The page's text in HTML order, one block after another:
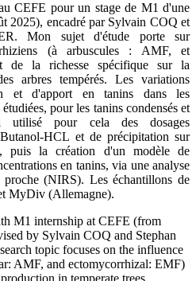
CEFE pour un stage de M1 d'une
2025), encadré par Sylvain COQ et
Mon sujet d'étude porte sur
(à arbuscules : AMF, et
de la richesse spécifique sur la
arbres tempérés. Les variations
et d'apport en tanins dans les
pour les tanins condensés et
utilisé pour cela des dosages
HCL et de précipitation sur
puis la création d'un modèle de
en tanins, via une analyse
proche (NIRS). Les échantillons de
MyDiv (Allemagne).
M1 internship at CEFE (from
by Sylvain COQ and Stephan
topic focuses on the influence
AMF, and ectomycorrhizal: EMF)